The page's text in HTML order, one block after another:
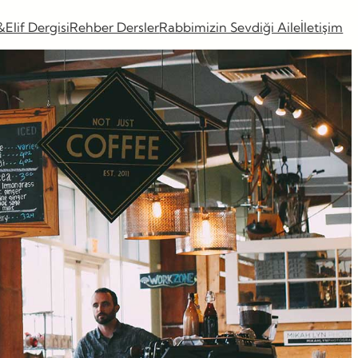
DergisiRehber DerslerRabbimizin Sevdiği Aileİletişim